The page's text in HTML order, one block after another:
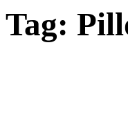
Tag: